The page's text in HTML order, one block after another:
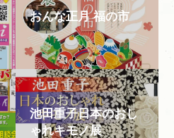
おんな正月 福の市
池田重子日本のおし
ゃれキモノ展